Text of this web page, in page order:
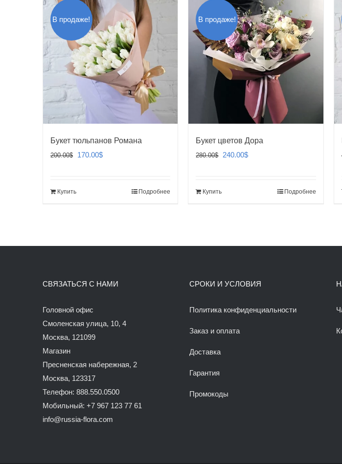
В продаже!
Букет тюльпанов Романа
200.00$
Первоначальная
170.00$Текущая
Купить Подробнее
В продаже!
Букет цветов Дора
280.00$
Первоначальная
240.00$Текущая
Купить Подробнее
СВЯЗАТЬСЯ С НАМИ
Головной офис
Смоленская улица, 10, 4
Москва, 121099
Магазин
Пресненская набережная, 2
Москва, 123317
Телефон: 888.550.0500
Мобильный: +7 967 123 77 61
info@russia-flora.com
СРОКИ И УСЛОВИЯ
Политика конфиденциальности
Заказ и оплата
Доставка
Гарантия
Промокоды